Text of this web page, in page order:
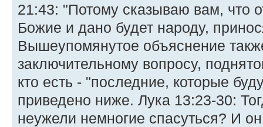
21:43: "Потому сказываю вам, что
Божие и дано будет народу,
Вышеупомянутое объяснение
заключительному вопросу,
кто есть - "последние, которые
приведено ниже. Лука 13:23-30:
неужели немногие спасуться? И